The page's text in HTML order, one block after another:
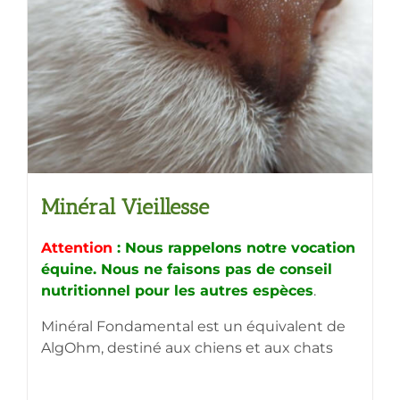
Minéral Vieillesse
Attention : Nous rappelons notre vocation
équine. Nous ne faisons pas de conseil
nutritionnel pour les autres espèces.
Minéral Fondamental est un équivalent de
AlgOhm, destiné aux chiens et aux chats